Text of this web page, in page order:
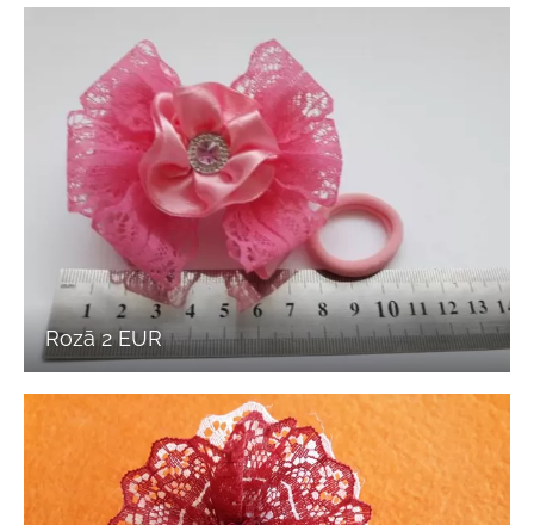
Rozā 2 EUR